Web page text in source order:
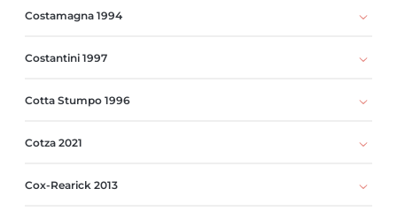
Costamagna 1994
Costantini 1997
Cotta Stumpo 1996
Cotza 2021
Cox-Rearick 2013